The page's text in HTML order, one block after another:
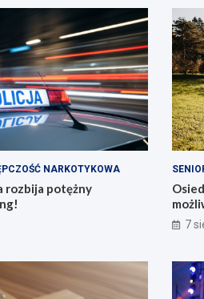
NARKOTYKOWA
rozbija potężny
7